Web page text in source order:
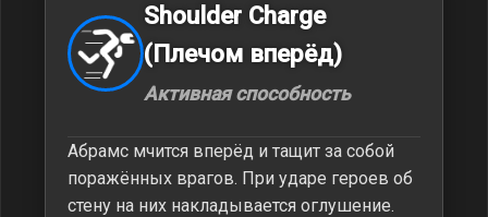
Shoulder Charge
(Плечом вперёд)
Активная способность
Абрамс мчится вперёд и тащит за собой
поражённых врагов. При ударе героев об
стену на них накладывается оглушение.